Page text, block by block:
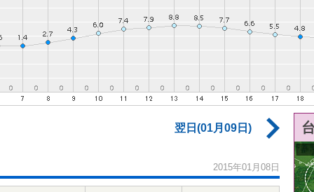
翌日(01月09日)
2015年01月08日